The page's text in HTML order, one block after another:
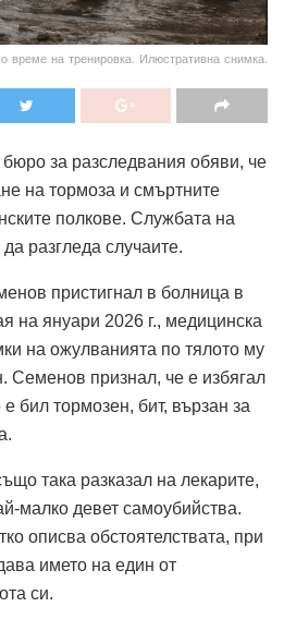
време на тренировка. Илюстративна снимка.
за разследвания обяви, че
на тормоза и смъртните
полкове. Службата на
разгледа случаите.
пристигнал в болница в
на януари 2026 г., медицинска
на ожулванията по тялото му
Семенов признал, че е избягал
бил тормозен, бит, вързан за
така разказал на лекарите,
малко девет самоубийства.
описва обстоятелствата, при
името на един от
си.